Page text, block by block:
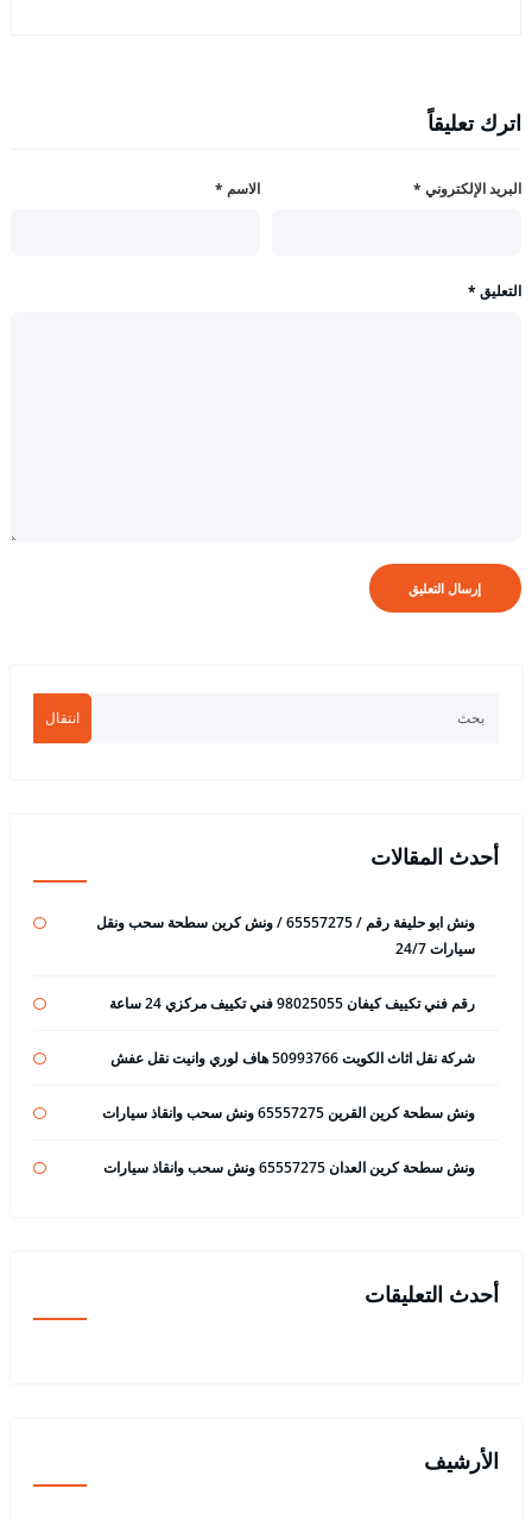
اترك تعليقاً
الاسم * البريد الإلكتروني *
التعليق *
انتقال
أحدث المقالات
ونش ابو حليفة رقم / 65557275 / ونش كرين سطحة سحب ونقل
سيارات 24/7
رقم فني تكييف كيفان 98025055 فني تكييف مركزي 24 ساعة
شركة نقل اثاث الكويت 50993766 هاف لوري وانيت نقل عفش
ونش سطحة كرين القرين 65557275 ونش سحب وانقاذ سيارات
ونش سطحة كرين العدان 65557275 ونش سحب وانقاذ سيارات
أحدث التعليقات
الأرشيف